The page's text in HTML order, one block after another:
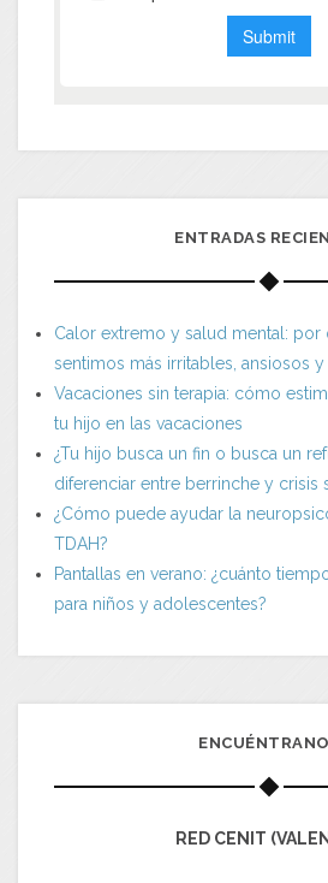
ENTRADAS
Calor extremo y salud mental: por
sentimos más irritables, ansiosos
Vacaciones sin terapia: cómo
tu hijo en las vacaciones
¿Tu hijo busca un fin o busca un
diferenciar entre berrinche y crisis
¿Cómo puede ayudar la
TDAH?
Pantallas en verano: ¿cuánto
para niños y adolescentes?
RED CENIT